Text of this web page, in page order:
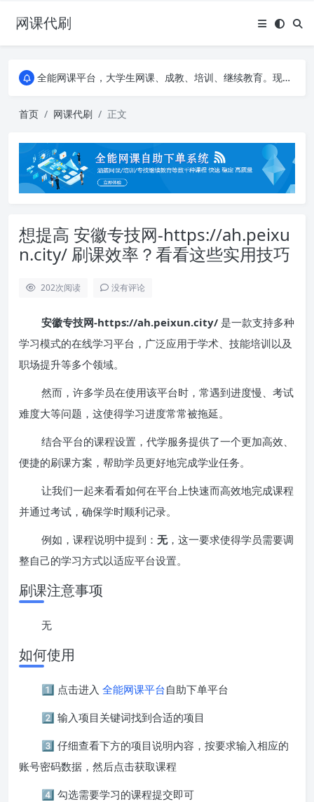
网课代刷
AI论文写作平台，根据真实文献内容生成论文
全能网课平台，大学生网课、成教、培训、继续教育。现已接入代刷代考项目3000+
全能网课平台，大学生网课、成教、培训、继续教育。现已接入代刷代考项目3000+
首页 网课代刷 正文
想提高 安徽专技网-https://ah.peixu
n.city/ 刷课效率？看看这些实用技巧
202次阅读 没有评论
安徽专技网-https://ah.peixun.city/ 是一款支持多种
学习模式的在线学习平台，广泛应用于学术、技能培训以及
职场提升等多个领域。
然而，许多学员在使用该平台时，常遇到进度慢、考试
难度大等问题，这使得学习进度常常被拖延。
结合平台的课程设置，代学服务提供了一个更加高效、
便捷的刷课方案，帮助学员更好地完成学业任务。
让我们一起来看看如何在平台上快速而高效地完成课程
并通过考试，确保学时顺利记录。
例如，课程说明中提到： 无，这一要求使得学员需要调
整自己的学习方式以适应平台设置。
刷课注意事项
无
如何使用
1️⃣ 点击进入 全能网课平台自助下单平台
2️⃣ 输入项目关键词找到合适的项目
3️⃣ 仔细查看下方的项目说明内容，按要求输入相应的
账号密码数据，然后点击获取课程
4️⃣ 勾选需要学习的课程提交即可